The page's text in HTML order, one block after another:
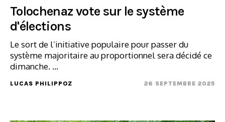
Tolochenaz vote sur le système
d'élections
Le sort de l’initiative populaire pour passer du
système majoritaire au proportionnel sera décidé ce
dimanche. ...
LUCAS PHILIPPOZ 26 SEPTEMBRE 2025